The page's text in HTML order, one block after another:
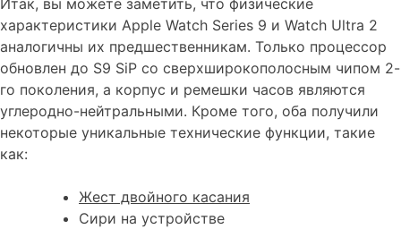
характеристики Apple Watch Series 9 и Watch Ultra 2
аналогичны их предшественникам. Только процессор
обновлен до S9 SiP со сверхширокополосным чипом 2-
го поколения, а корпус и ремешки часов являются
углеродно-нейтральными. Кроме того, оба получили
некоторые уникальные технические функции, такие
как:
Жест двойного касания
Сири на устройстве